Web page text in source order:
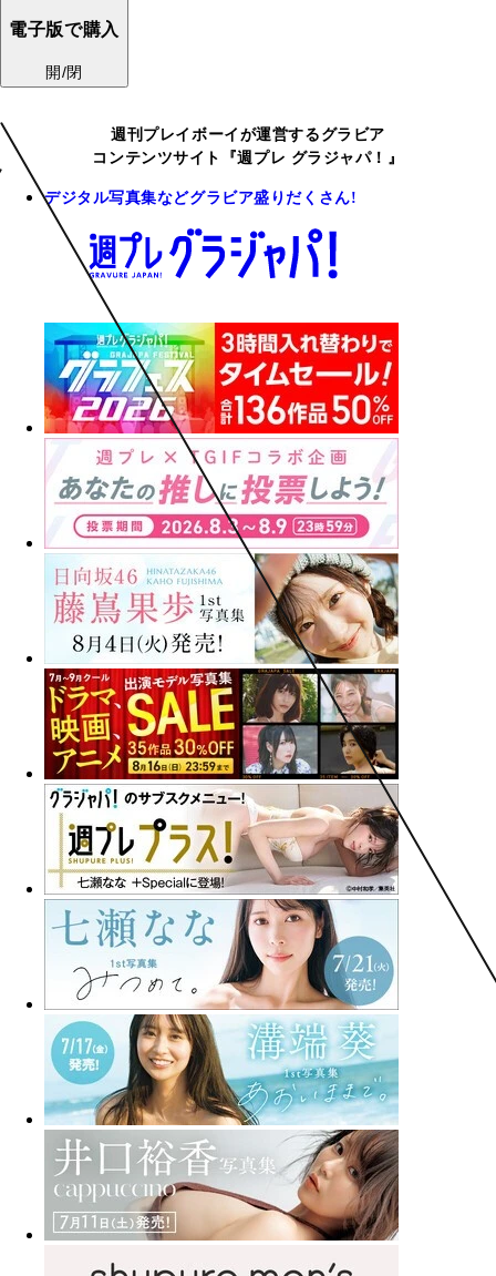
電子版で購入
開/閉
週刊プレイボーイが運営するグラビア
コンテンツサイト『週プレ グラジャパ！』
デジタル写真集などグラビア盛りだくさん!